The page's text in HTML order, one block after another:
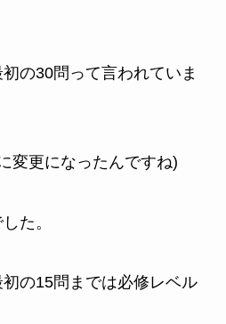
の30問って言われていま
変更になったんですね)
た。
の15問までは必修レベル